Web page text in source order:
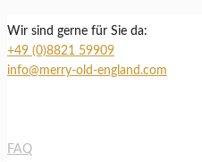
Wir sind gerne für Sie da:
+49 (0)8821 59909
info@merry-old-england.com
FAQ